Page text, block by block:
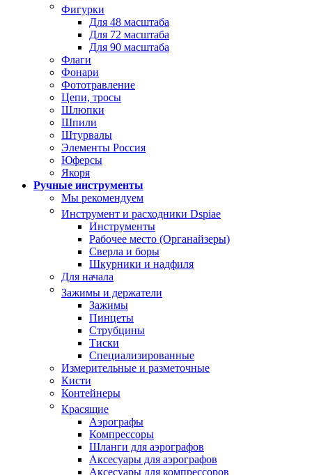
Фигурки
Для 48 масштаба
Для 72 масштаба
Для 90 масштаба
Флаги
Фонари
Фототравление
Цепи, тросы
Шлюпки
Шпили
Штурвалы
Элементы Россия
Юферсы
Якоря
Ручные инструменты
Мы рекомендуем
Инструмент и расходники Dspiae
Инструменты
Рабочее место (Органайзеры)
Сверла и боры
Шкурники и надфиля
Для начала
Зажимы и держатели
Зажимы
Пинцеты
Струбцины
Тиски
Специализированные
Измерительные и разметочные
Кисти
Контейнеры
Красящие
Аэрографы
Компрессоры
Шланги для аэрографов
Аксесуары для аэрографов
Аксесуары для компрессоров